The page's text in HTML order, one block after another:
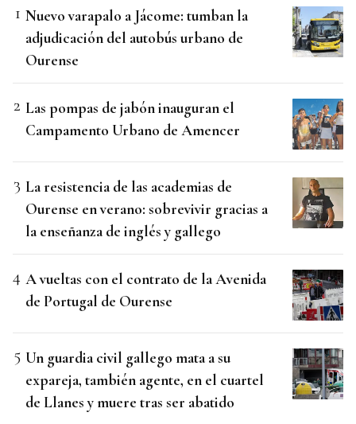
Nuevo varapalo a Jácome: tumban la
adjudicación del autobús urbano de
Ourense
Las pompas de jabón inauguran el
Campamento Urbano de Amencer
La resistencia de las academias de
Ourense en verano: sobrevivir gracias a
la enseñanza de inglés y gallego
A vueltas con el contrato de la Avenida
de Portugal de Ourense
Un guardia civil gallego mata a su
expareja, también agente, en el cuartel
de Llanes y muere tras ser abatido